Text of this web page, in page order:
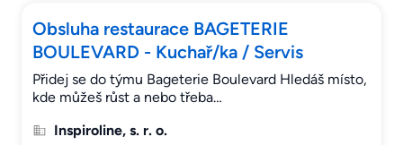
Obsluha restaurace BAGETERIE
BOULEVARD - Kuchař/ka / Servis
Přidej se do týmu Bageterie Boulevard Hledáš místo,
kde můžeš růst a nebo třeba…
Inspiroline, s. r. o.